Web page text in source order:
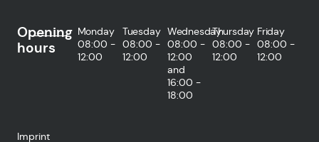
Opening
hours
Monday
08:00 -
12:00
Tuesday
08:00 -
12:00
Wednesday
08:00 -
12:00
and
16:00 -
18:00
Thursday
08:00 -
12:00
Friday
08:00 -
12:00
Imprint